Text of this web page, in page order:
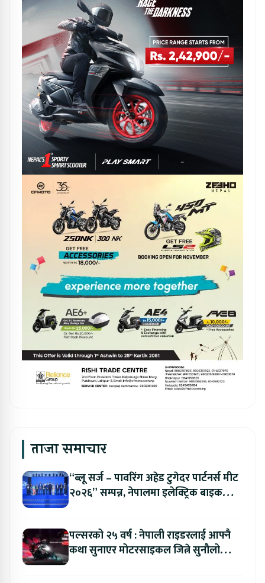
ताजा समाचार
“ब्लू सर्ज – पावरिंग अहेड टुगेदर पार्टनर्स मीट
२०२६” सम्पन्न, नेपालमा इलेक्ट्रिक बाइक
पल्सरको २५ वर्ष : नेपाली राइडरलाई आफ्नै
कथा सुनाएर मोटरसाइकल जित्ने सुनौलो